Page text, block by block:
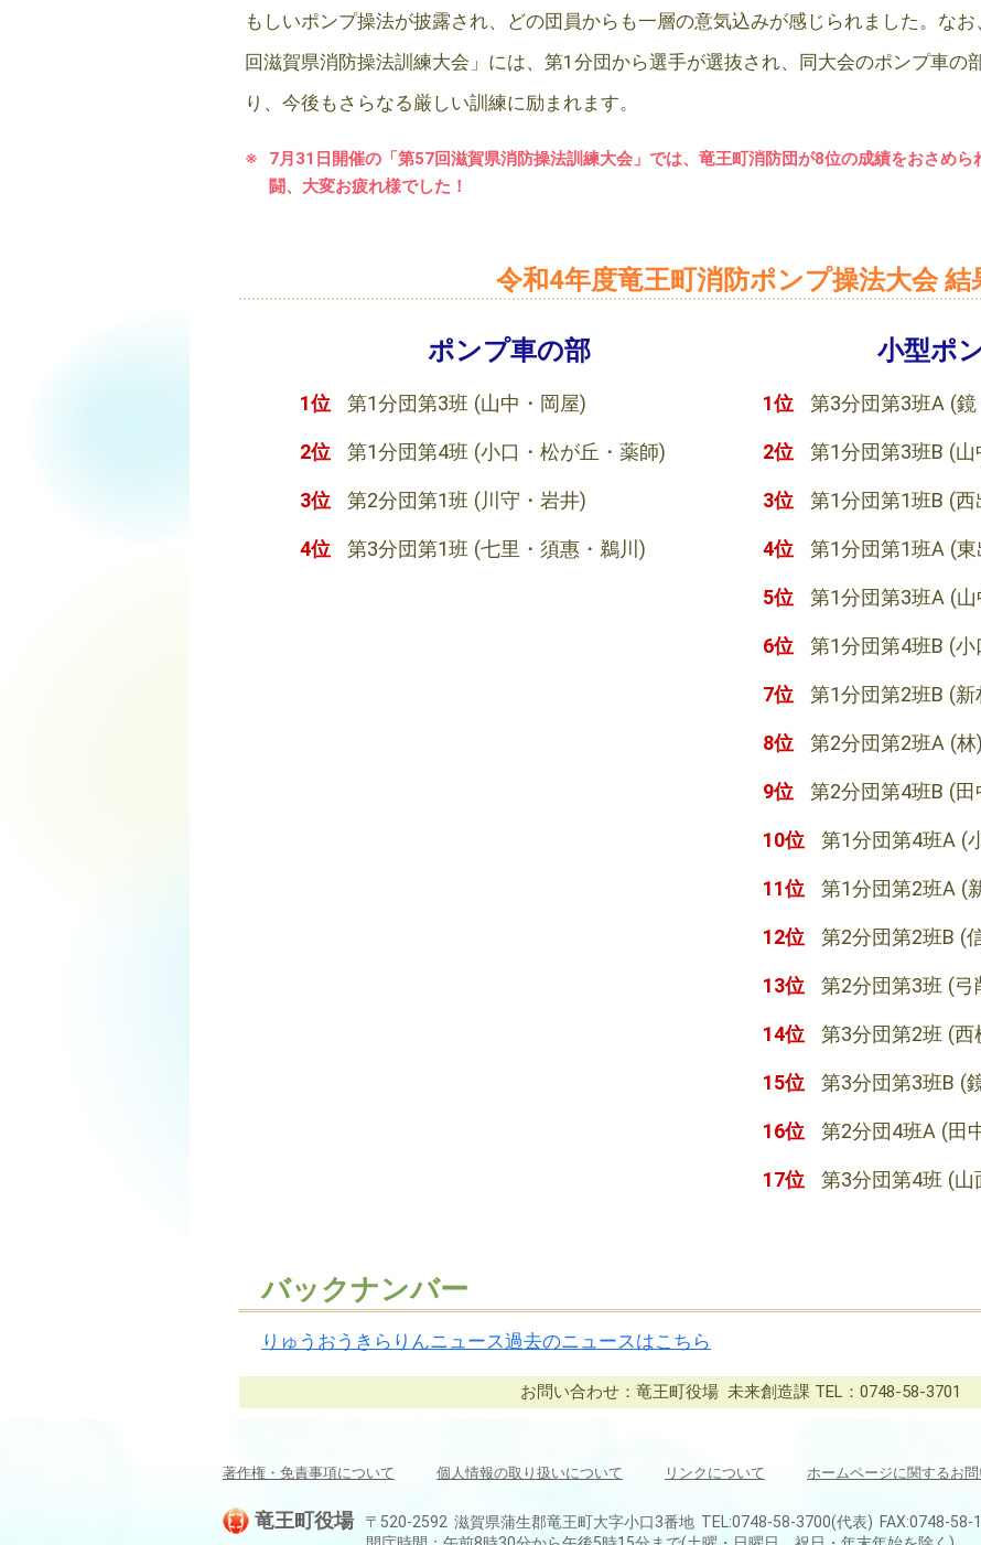
もしいポンプ操法が披露され、どの団員からも一層の意気込みが感じられました。な
回滋賀県消防操法訓練大会」には、第1分団から選手が選抜され、同大会のポンプ車の
り、今後もさらなる厳しい訓練に励まれます。
7月31日開催の「第57回滋賀県消防操法訓練大会」では、竜王町消防団が8位の成績をおさめら
闘、大変お疲れ様でした！
令和4年度竜王町消防ポンプ操法大会 結
ポンプ車の部
1位 第1分団第3班 (山中・岡屋)
2位 第1分団第4班 (小口・松が丘・薬師)
3位 第2分団第1班 (川守・岩井)
4位 第3分団第1班 (七里・須惠・鵜川)
小型ポ
1位 第3分団第3班A (
2位 第1分団第3班B (山
3位 第1分団第1班B (西
4位 第1分団第1班A (
5位 第1分団第3班A (
6位 第1分団第4班B (小
7位 第1分団第2班B (新
8位 第2分団第2班A (林)
9位 第2分団第4班B (田
10位 第1分団第4班A (
11位 第1分団第2班A (
12位 第2分団第2班B (
13位 第2分団第3班 (弓
14位 第3分団第2班 (西
15位 第3分団第3班B (
16位 第2分団4班A (田
17位 第3分団第4班 (山
バックナンバー
りゅうおうきらりんニュース過去のニュースはこちら
お問い合わせ：竜王町役場 未来創造課 TEL：0748-58-3701
著作権・免責事項について 個人情報の取り扱いについて リンクについて ホームページに関するお
竜王町役場
〒520-2592 滋賀県蒲生郡竜王町大字小口3番地 TEL:0748-58-3700(代表) FAX:0748-58-